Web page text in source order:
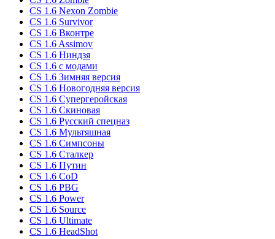
CS 1.6 Nexon Zombie
CS 1.6 Survivor
CS 1.6 Вконтре
CS 1.6 Assimov
CS 1.6 Ниндзя
CS 1.6 с модами
CS 1.6 Зимняя версия
CS 1.6 Новогодняя версия
CS 1.6 Супергеройская
CS 1.6 Скиновая
CS 1.6 Русский спецназ
CS 1.6 Мультяшная
CS 1.6 Симпсоны
CS 1.6 Сталкер
CS 1.6 Путин
CS 1.6 CoD
CS 1.6 PBG
CS 1.6 Power
CS 1.6 Source
CS 1.6 Ultimate
CS 1.6 HeadShot